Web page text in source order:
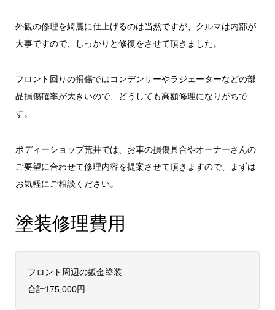
外観の修理を綺麗に仕上げるのは当然ですが、クルマは内部が
大事ですので、しっかりと修復をさせて頂きました。
フロント回りの損傷ではコンデンサーやラジェーターなどの部
品損傷確率が大きいので、どうしても高額修理になりがちで
す。
ボディーショップ荒井では、お車の損傷具合やオーナーさんの
ご要望に合わせて修理内容を提案させて頂きますので、まずは
お気軽にご相談ください。
塗装修理費用
フロント周辺の鈑金塗装
合計175,000円